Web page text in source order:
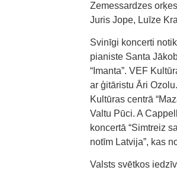
Zemessardzes
Juris Jope, Luīze
Svinīgi koncerti
pianiste Santa
“Imanta”. VEF
ar ģitāristu Āri
Kultūras centrā
Valtu Pūci. A
koncertā “Simtreiz
notīm Latvija”, kas
Valsts svētkos